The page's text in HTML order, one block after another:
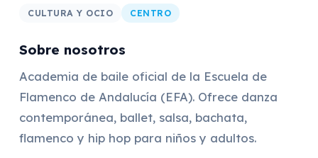
CULTURA Y OCIO CENTRO
Sobre nosotros
Academia de baile oficial de la Escuela de
Flamenco de Andalucía (EFA). Ofrece danza
contemporánea, ballet, salsa, bachata,
flamenco y hip hop para niños y adultos.